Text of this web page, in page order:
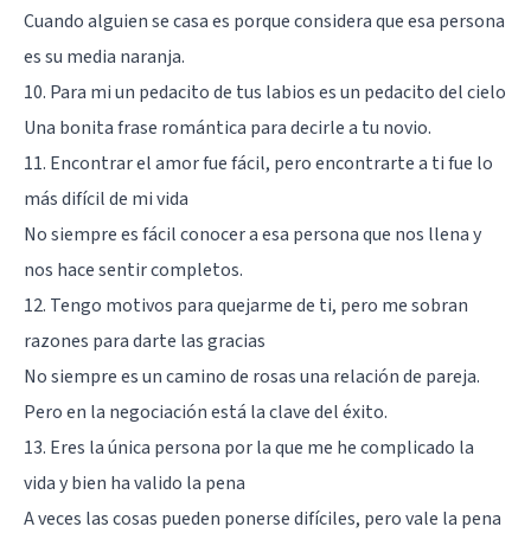
Cuando alguien se casa es porque considera que esa persona
es su media naranja.
10. Para mi un pedacito de tus labios es un pedacito del cielo
Una bonita frase romántica para decirle a tu novio.
11. Encontrar el amor fue fácil, pero encontrarte a ti fue lo
más difícil de mi vida
No siempre es fácil conocer a esa persona que nos llena y
nos hace sentir completos.
12. Tengo motivos para quejarme de ti, pero me sobran
razones para darte las gracias
No siempre es un camino de rosas una relación de pareja.
Pero en la negociación está la clave del éxito.
13. Eres la única persona por la que me he complicado la
vida y bien ha valido la pena
A veces las cosas pueden ponerse difíciles, pero vale la pena